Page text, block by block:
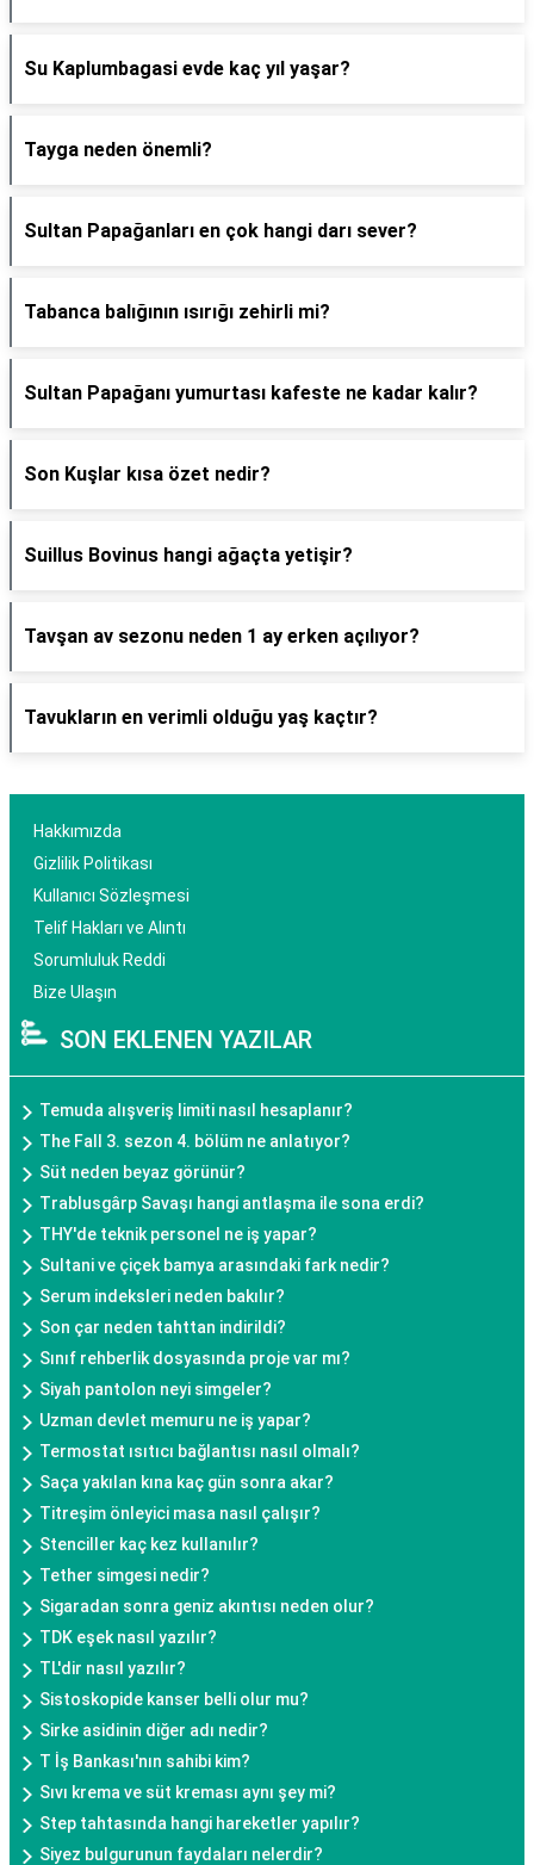
Su Kaplumbagasi evde kaç yıl yaşar?
Tayga neden önemli?
Sultan Papağanları en çok hangi darı sever?
Tabanca balığının ısırığı zehirli mi?
Sultan Papağanı yumurtası kafeste ne kadar kalır?
Son Kuşlar kısa özet nedir?
Suillus Bovinus hangi ağaçta yetişir?
Tavşan av sezonu neden 1 ay erken açılıyor?
Tavukların en verimli olduğu yaş kaçtır?
Hakkımızda
Gizlilik Politikası
Kullanıcı Sözleşmesi
Telif Hakları ve Alıntı
Sorumluluk Reddi
Bize Ulaşın
SON EKLENEN YAZILAR
Temuda alışveriş limiti nasıl hesaplanır?
The Fall 3. sezon 4. bölüm ne anlatıyor?
Süt neden beyaz görünür?
Trablusgârp Savaşı hangi antlaşma ile sona erdi?
THY'de teknik personel ne iş yapar?
Sultani ve çiçek bamya arasındaki fark nedir?
Serum indeksleri neden bakılır?
Son çar neden tahttan indirildi?
Sınıf rehberlik dosyasında proje var mı?
Siyah pantolon neyi simgeler?
Uzman devlet memuru ne iş yapar?
Termostat ısıtıcı bağlantısı nasıl olmalı?
Saça yakılan kına kaç gün sonra akar?
Titreşim önleyici masa nasıl çalışır?
Stenciller kaç kez kullanılır?
Tether simgesi nedir?
Sigaradan sonra geniz akıntısı neden olur?
TDK eşek nasıl yazılır?
TL'dir nasıl yazılır?
Sistoskopide kanser belli olur mu?
Sirke asidinin diğer adı nedir?
T İş Bankası'nın sahibi kim?
Sıvı krema ve süt kreması aynı şey mi?
Step tahtasında hangi hareketler yapılır?
Siyez bulgurunun faydaları nelerdir?